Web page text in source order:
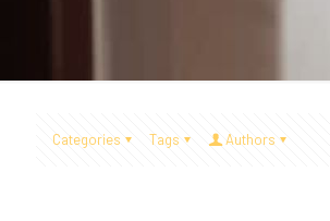
Categories Tags Authors